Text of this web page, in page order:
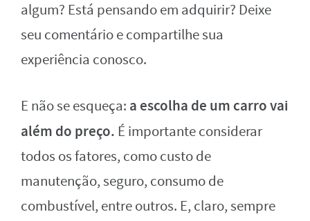
algum? Está pensando em adquirir? Deixe
seu comentário e compartilhe sua
experiência conosco.
E não se esqueça: a escolha de um carro vai
além do preço. É importante considerar
todos os fatores, como custo de
manutenção, seguro, consumo de
combustível, entre outros. E, claro, sempre